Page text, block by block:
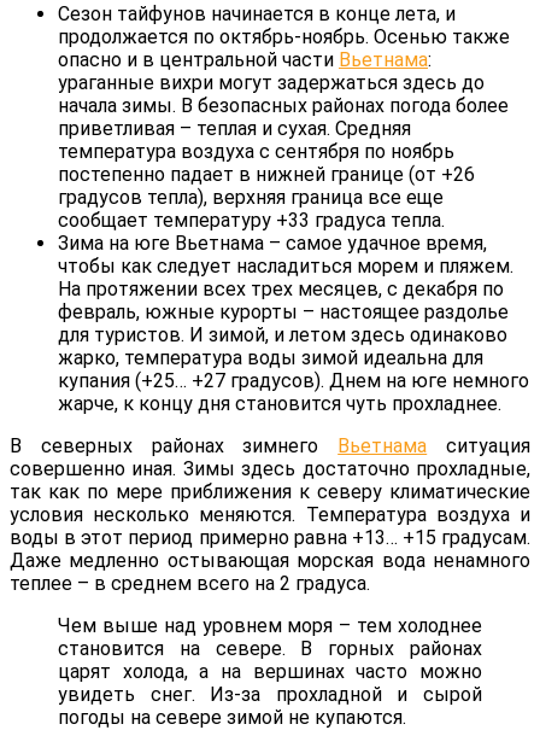
Сезон тайфунов начинается в конце лета, и
продолжается по октябрь-ноябрь. Осенью также
опасно и в центральной части Вьетнама:
ураганные вихри могут задержаться здесь до
начала зимы. В безопасных районах погода более
приветливая – теплая и сухая. Средняя
температура воздуха с сентября по ноябрь
постепенно падает в нижней границе (от +26
градусов тепла), верхняя граница все еще
сообщает температуру +33 градуса тепла.
Зима на юге Вьетнама – самое удачное время,
чтобы как следует насладиться морем и пляжем.
На протяжении всех трех месяцев, с декабря по
февраль, южные курорты – настоящее раздолье
для туристов. И зимой, и летом здесь одинаково
жарко, температура воды зимой идеальна для
купания (+25… +27 градусов). Днем на юге немного
жарче, к концу дня становится чуть прохладнее.
В северных районах зимнего Вьетнама ситуация
совершенно иная. Зимы здесь достаточно прохладные,
так как по мере приближения к северу климатические
условия несколько меняются. Температура воздуха и
воды в этот период примерно равна +13… +15 градусам.
Даже медленно остывающая морская вода ненамного
теплее – в среднем всего на 2 градуса.
Чем выше над уровнем моря – тем холоднее
становится на севере. В горных районах
царят холода, а на вершинах часто можно
увидеть снег. Из-за прохладной и сырой
погоды на севере зимой не купаются.